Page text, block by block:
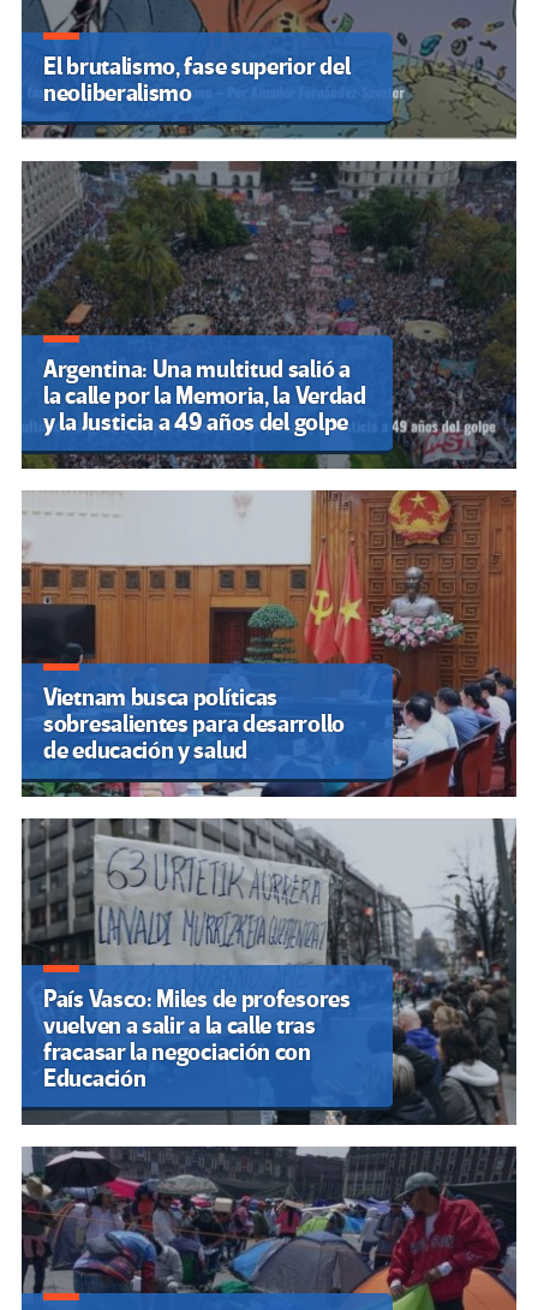
El brutalismo, fase superior del
neoliberalismo
Argentina: Una multitud salió a
la calle por la Memoria, la Verdad
y la Justicia a 49 años del golpe
Vietnam busca políticas
sobresalientes para desarrollo
de educación y salud
País Vasco: Miles de profesores
vuelven a salir a la calle tras
fracasar la negociación con
Educación